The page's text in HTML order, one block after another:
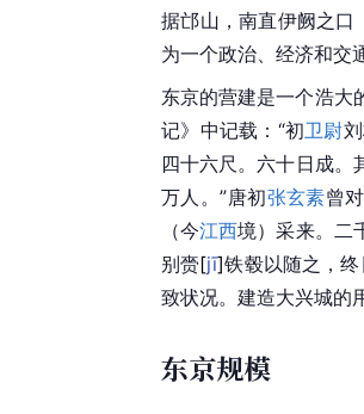
据邙山，南直伊阙之口
为一个政治、经济和交
东京的营建是一个浩大
记》中记载：“初卫尉
四十六尺。六十日成。
万人。”唐初张玄素曾对
（今江西境）采来。二
别赍[jī]铁毂以随之，
致状况。建造大兴城的
东京规模